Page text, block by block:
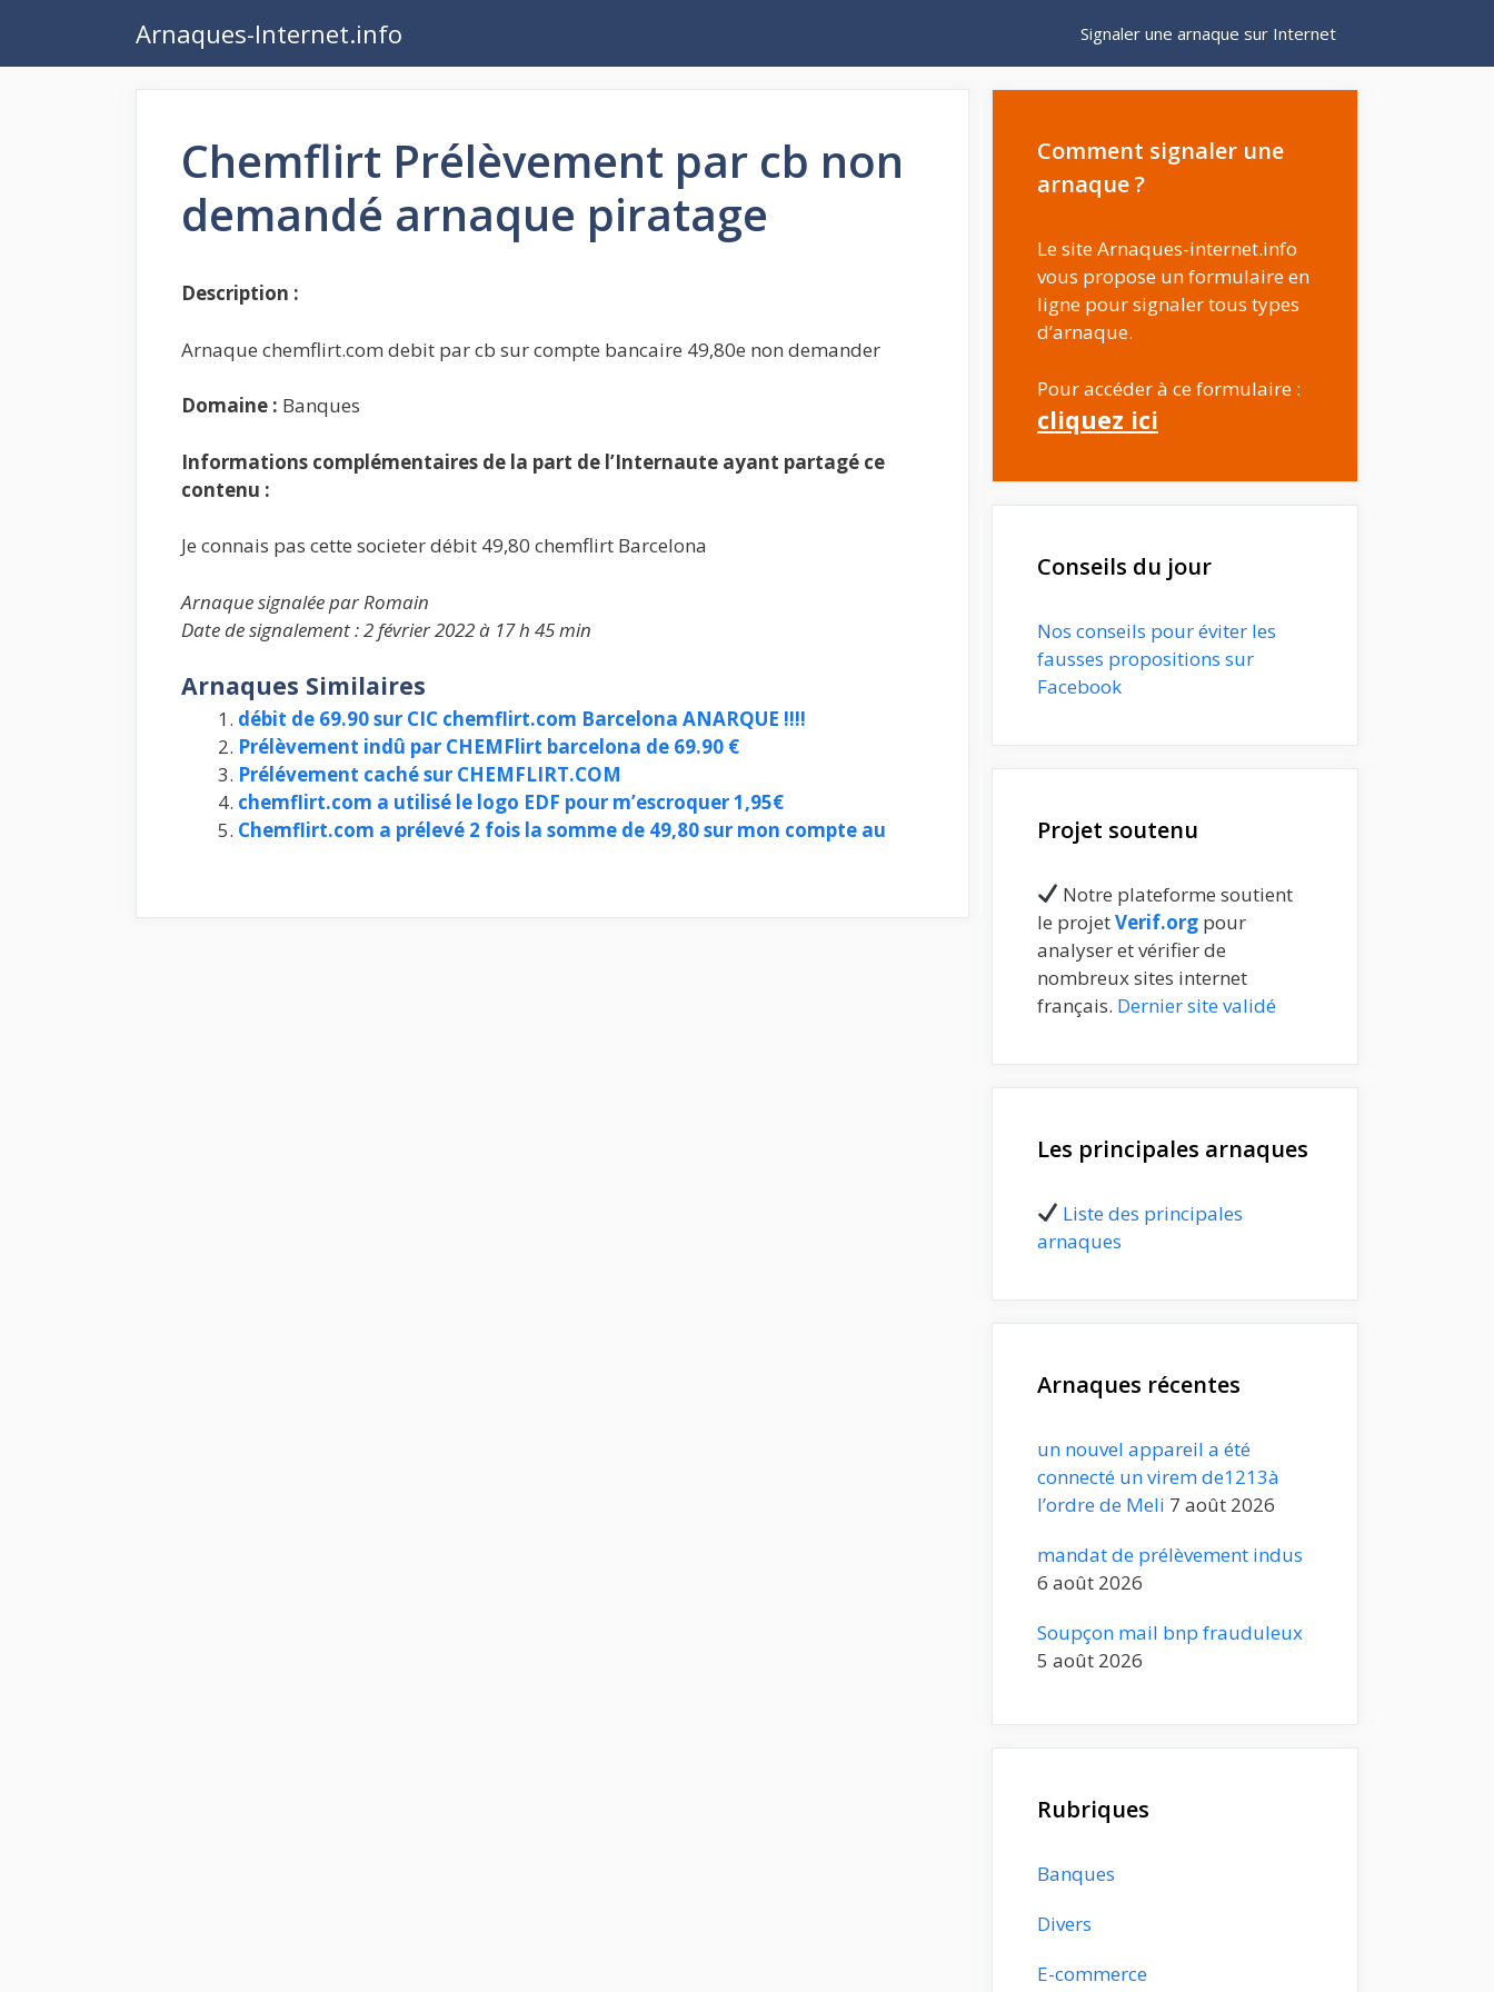
contenu
Arnaques-Internet.info Signaler une arnaque sur Internet
Chemflirt Prélèvement par cb non
demandé arnaque piratage
Description :
Arnaque chemflirt.com debit par cb sur compte bancaire 49,80e non demander
Domaine : Banques
Informations complémentaires de la part de l’Internaute ayant partagé ce
contenu :
Je connais pas cette societer débit 49,80 chemflirt Barcelona
Arnaque signalée par Romain
Date de signalement : 2 février 2022 à 17 h 45 min
Arnaques Similaires
débit de 69.90 sur CIC chemflirt.com Barcelona ANARQUE !!!!
Prélèvement indû par CHEMFlirt barcelona de 69.90 €
Prélévement caché sur CHEMFLIRT.COM
chemflirt.com a utilisé le logo EDF pour m’escroquer 1,95€
Chemflirt.com a prélevé 2 fois la somme de 49,80 sur mon compte au
Comment signaler une
arnaque ?
Le site Arnaques-internet.info
vous propose un formulaire en
ligne pour signaler tous types
d’arnaque.
Pour accéder à ce formulaire :
cliquez ici
Conseils du jour
Nos conseils pour éviter les
fausses propositions sur
Facebook
Projet soutenu
Notre plateforme soutient
le projetVerif.org pour
analyser et vérifier de
nombreux sites internet
français. Dernier site validé
Les principales arnaques
Liste des principales
arnaques
Arnaques récentes
un nouvel appareil a été
connecté un virem de1213à
l’ordre de Meli 7 août 2026
mandat de prélèvement indus
6 août 2026
Soupçon mail bnp frauduleux
5 août 2026
Rubriques
Banques
Divers
E-commerce